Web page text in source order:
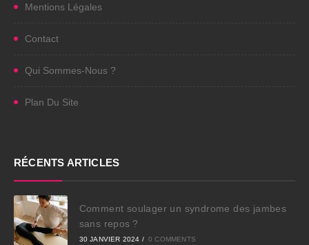
Mentions Légales
Contact
Qui Sommes-Nous ?
Plan Du Site
RÉCENTS ARTICLES
Comment soulager un syndrome des jambes
sans repos ?
30 JANVIER 2024 / 0 COMMENTS